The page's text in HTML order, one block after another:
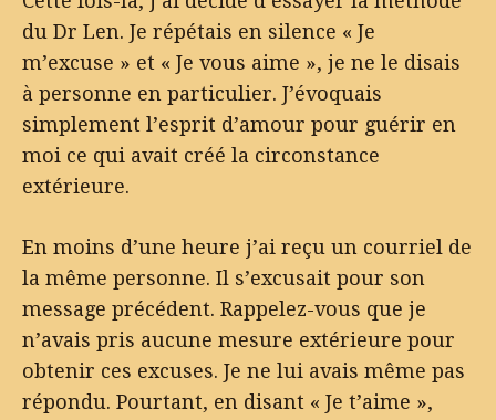
du Dr Len. Je répétais en silence « Je
m’excuse » et « Je vous aime », je ne le disais
à personne en particulier. J’évoquais
simplement l’esprit d’amour pour guérir en
moi ce qui avait créé la circonstance
extérieure.
En moins d’une heure j’ai reçu un courriel de
la même personne. Il s’excusait pour son
message précédent. Rappelez-vous que je
n’avais pris aucune mesure extérieure pour
obtenir ces excuses. Je ne lui avais même pas
répondu. Pourtant, en disant « Je t’aime »,